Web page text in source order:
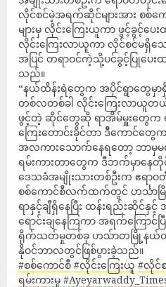
လိုင်စင်မဲ့အရက်ဆိုင်များအား စစ်
များမှ လိုင်းကြေးယူကာ ဖွင့်ခွင့်ပေ
လိုင်းကြေးလာယူကာ လိုင်စင်မရှိသ
အပြင် တရာဝင်ကဲ့သို့ပင်ခွင့်ပြုပေးထ
သည်။
“နယ်ထိန်းရဲတွေက အပိုင်ရွာတွေ
တစ်လတစ်ခါ လိုင်းကြေးလာယူတယ်
ဖွင့်တဲ့ ဆိုင်တွေဆို ရာအိမ်မှူးတွေက ရဲကို
ကြေးတောင်းခိုင်တာ ဒိီကောင်တွ
အလကားသောက်နေရတော့ ဘာမှမပ
ရမ်းကားတာတွေက ဒီဘက်မှာနေ
ဒေသခံအမျိုးသားတစ်ဦးက ဧရာ
စစ်ကောင်စီလက်ထက်တွင် ဟင်္သာ
ရာနှင့်ချီရှိနေပြီး ထန်းရည်းဆိုင်နှ
ရောင်းချနေကြကာ အရက်​ကြော
ရိုက်သတ်မှုတစ်ခု ဟသ်ာတမြို့နယ်တွင်
နိုဝင်ဘာလတွင်ဖြစ်ပွားခဲ့သည်။
#စစ်ကောင်စီ #လိုင်းကြေးယူ #လိုင်
ရမ်းကားမှု